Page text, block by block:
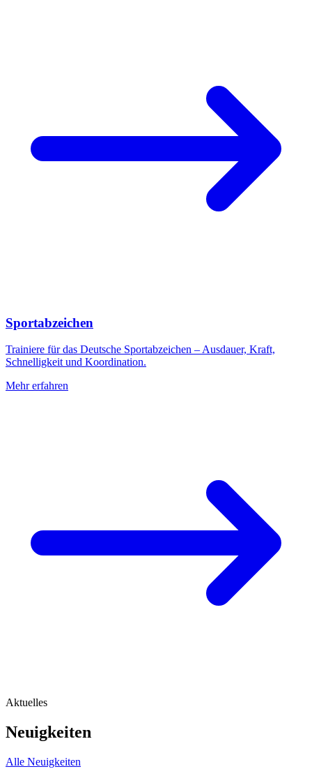
Sportabzeichen
Trainiere für das Deutsche Sportabzeichen – Ausdauer, Kraft,
Schnelligkeit und Koordination.
Mehr erfahren
Aktuelles
Neuigkeiten
Alle Neuigkeiten